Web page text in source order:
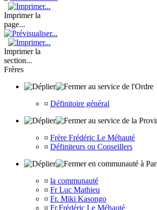
Imprimer la
page...
Imprimer la
section...
Frères
au service de l'Ordre
¤ Définitoire général
au service de la
¤ Frère Frédéric Le Méhauté
¤ Définiteurs ou Conseillers
en communauté à
¤ la communauté
¤ Fr Luc Mathieu
¤ Fr. Miki Kasongo
¤ Fr.Frédéric Le Méhauté